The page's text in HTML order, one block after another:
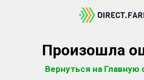
Произошла
Вернуться на Главную